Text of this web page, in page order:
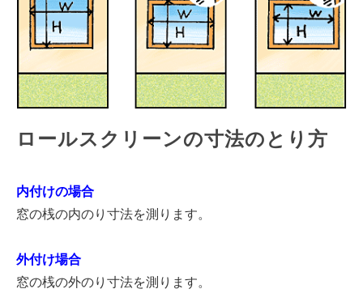
ロールスクリーンの寸法のとり方
内付けの場合
窓の桟の内のり寸法を測ります。
外付け場合
窓の桟の外のり寸法を測ります。